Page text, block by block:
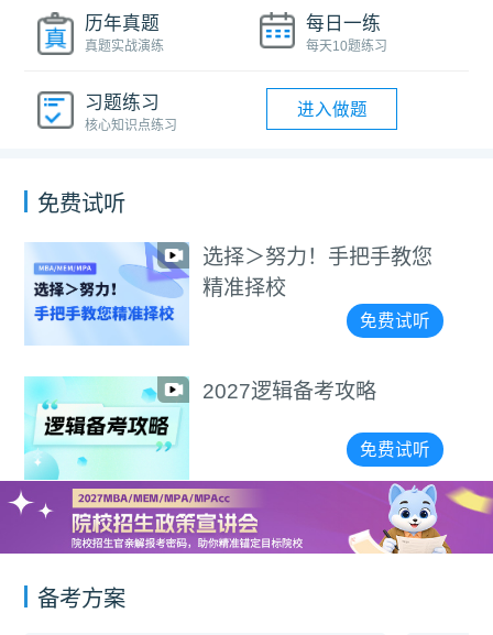
历年真题
真题实战演练
每日一练
每天10题练习
习题练习
核心知识点练习
进入做题
免费试听
选择＞努力！手把手教您
精准择校
免费试听
2027逻辑备考攻略
免费试听
备考方案